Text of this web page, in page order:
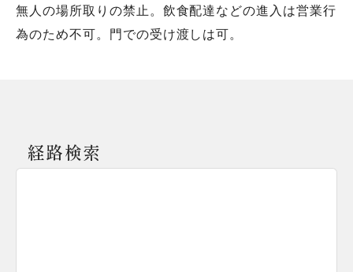
無人の場所取りの禁止。飲食配達などの進入は営業行
為のため不可。門での受け渡しは可。
経路検索